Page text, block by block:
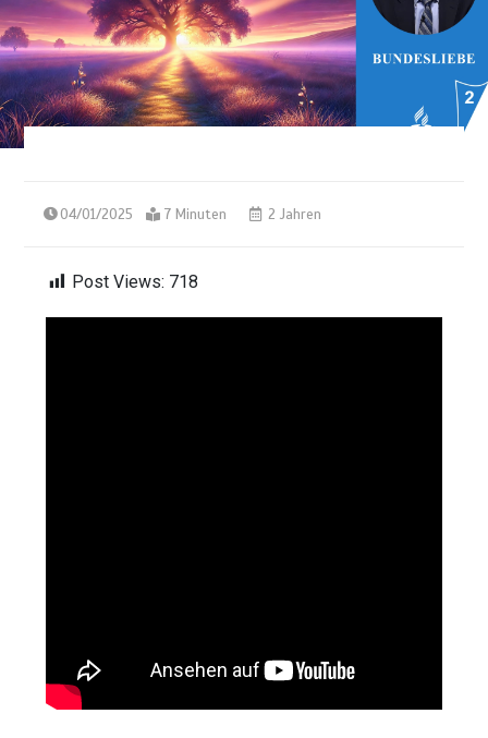
04/01/2025 7 Minuten 2 Jahren
Post Views: 718